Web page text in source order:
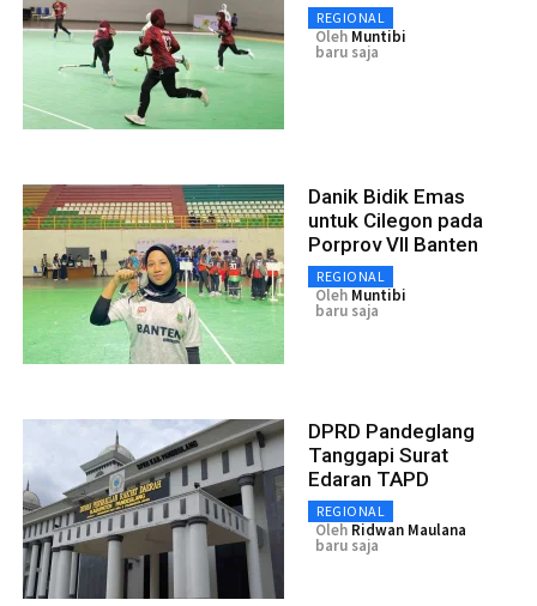
REGIONAL
Oleh Muntibi
baru saja
Danik Bidik Emas
untuk Cilegon pada
Porprov VII Banten
REGIONAL
Oleh Muntibi
baru saja
DPRD Pandeglang
Tanggapi Surat
Edaran TAPD
REGIONAL
Oleh Ridwan Maulana
baru saja